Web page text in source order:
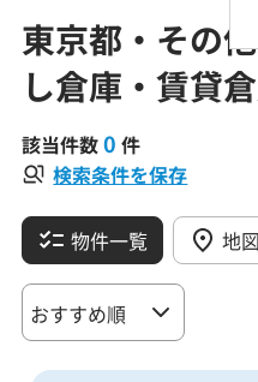
東京都・その
し倉庫・賃貸
該当件数0 件
検索条件を保存
物件一覧 地